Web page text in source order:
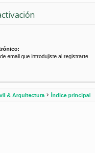
email que introdujiste al registrarte.
& Arquitectura Índice principal